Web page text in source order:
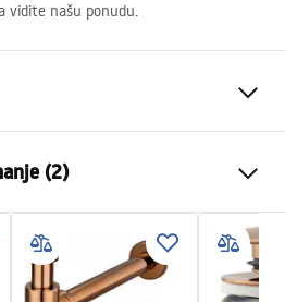
vidite našu ponudu.
Sanitarna keramika
Plava, Uzor
Sjajni
520mm
(2)